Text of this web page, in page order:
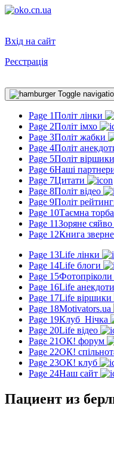
Вхід на сайт
Реєстрація
Toggle
Page 1Політ лінки
Page 2Політ імхо
Page 3Політ жабки
Page 4Політ
Page 5Політ віршики
Page 6Наші
Page 7Цитати
Page 8Політ відео
Page 9Політ
Page 10Таємна торба
Page 11Зоряне сяйво
Page 12Книга
Page 13Life лінки
Page 14Life блоги
Page 15Фотопріколи
Page 16Life анекдоти
Page 17Life віршики
Page 18Motivators.ua
Page 19Клуб_Нічка
Page 20Life відео
Page 21ОК! форум
Page 22ОК!
Page 23ОК! клуб
Page 24Наш сайт
Пациент из